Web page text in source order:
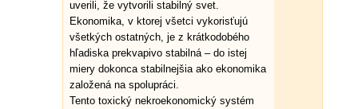
uverili, že vytvorili stabilný svet.
Ekonomika, v ktorej všetci vykorisťujú
všetkých ostatných, je z krátkodobého
hľadiska prekvapivo stabilná – do istej
miery dokonca stabilnejšia ako ekonomika
založená na spolupráci.
Tento toxický nekroekonomický systém